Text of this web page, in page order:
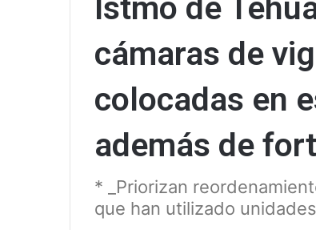
Istmo de
cámaras de
colocadas en
además de
* _Priorizan
que han utilizado